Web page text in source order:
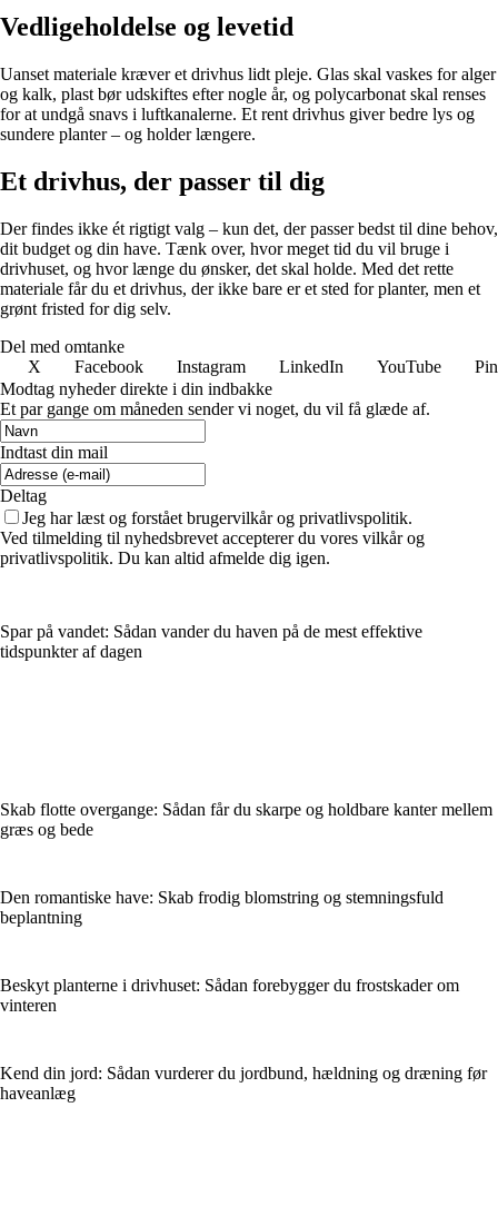
Vedligeholdelse og levetid
Uanset materiale kræver et drivhus lidt pleje. Glas skal vaskes for alger
og kalk, plast bør udskiftes efter nogle år, og polycarbonat skal renses
for at undgå snavs i luftkanalerne. Et rent drivhus giver bedre lys og
sundere planter – og holder længere.
Et drivhus, der passer til dig
Der findes ikke ét rigtigt valg – kun det, der passer bedst til dine behov,
dit budget og din have. Tænk over, hvor meget tid du vil bruge i
drivhuset, og hvor længe du ønsker, det skal holde. Med det rette
materiale får du et drivhus, der ikke bare er et sted for planter, men et
grønt fristed for dig selv.
Del med omtanke
X
Facebook Instagram LinkedIn YouTube
Modtag nyheder direkte i din indbakke
Et par gange om måneden sender vi noget, du vil få glæde af.
Indtast din mail
Deltag
Jeg har læst og forstået brugervilkår og privatlivspolitik.
Ved tilmelding til nyhedsbrevet accepterer du vores vilkår og
privatlivspolitik. Du kan altid afmelde dig igen.
Spar på vandet: Sådan vander du haven på de mest effektive
tidspunkter af dagen
Skab flotte overgange: Sådan får du skarpe og holdbare kanter mellem
græs og bede
Den romantiske have: Skab frodig blomstring og stemningsfuld
beplantning
Beskyt planterne i drivhuset: Sådan forebygger du frostskader om
vinteren
Kend din jord: Sådan vurderer du jordbund, hældning og dræning før
haveanlæg